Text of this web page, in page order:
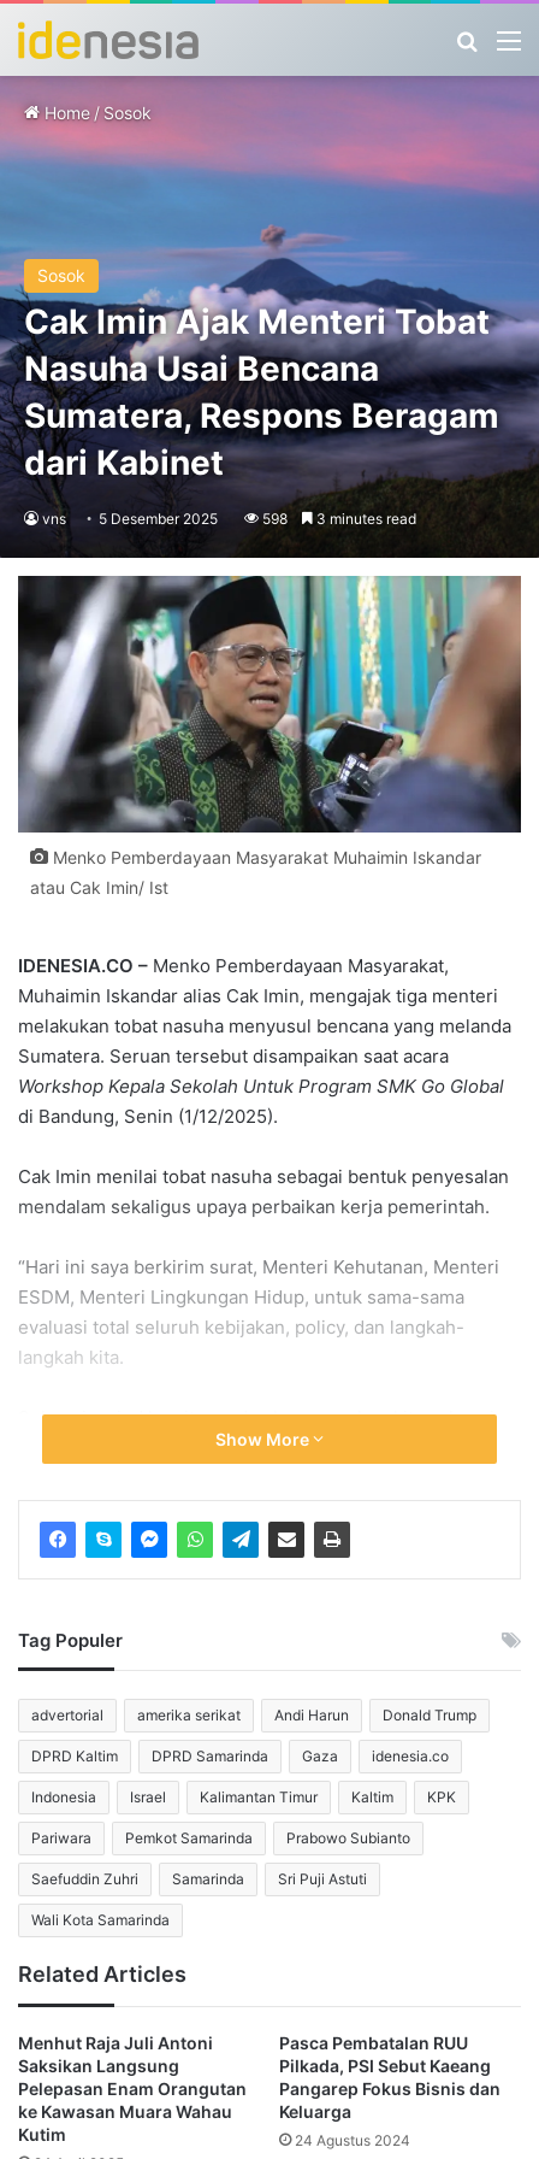
Home / Sosok
Sosok
Cak Imin Ajak Menteri Tobat
Nasuha Usai Bencana
Sumatera, Respons Beragam
dari Kabinet
vns 5 Desember 2025 598 3 minutes read
Menko Pemberdayaan Masyarakat Muhaimin Iskandar
atau Cak Imin/ Ist
IDENESIA.CO – Menko Pemberdayaan Masyarakat,
Muhaimin Iskandar alias Cak Imin, mengajak tiga menteri
melakukan tobat nasuha menyusul bencana yang melanda
Sumatera. Seruan tersebut disampaikan saat acara
Workshop Kepala Sekolah Untuk Program SMK Go Global
di Bandung, Senin (1/12/2025).
Cak Imin menilai tobat nasuha sebagai bentuk penyesalan
mendalam sekaligus upaya perbaikan kerja pemerintah.
“Hari ini saya berkirim surat, Menteri Kehutanan, Menteri
ESDM, Menteri Lingkungan Hidup, untuk sama-sama
evaluasi total seluruh kebijakan, policy, dan langkah-
langkah kita.
Sebagai wujud komitmen dan kesungguhan kita sebagai
pemerintah. Bahasa NU-nya taubatan nasuha,” kata Cak
Kemenko Pemberdayaan Masyarakat, Rabu (3/12/2025).
“Kiamat bukan sudah dekat, kiamat sudah terjadi. Semoga
bantuan, keluarga, dan kesabaran selalu menyertai kita
semua. Amin ya rabbal alamin,” ucapnya.
Pernyataan tersebut menjadi pemantik respons beragam
dari jajaran kabinet.
Bahlil Tegaskan Hanya Perintah
Presiden yang Diikuti
Menanggapi ajakan Cak Imin, Menteri ESDM Bahlil
Lahadalia menyarankan Menko Pemberdayaan Masyarakat
juga melakukan evaluasi diri.
Bahlil menegaskan posisi dirinya dalam kabinet, yakni
Show More
Tag Populer
advertorial amerika serikat Andi Harun Donald Trump
DPRD Kaltim DPRD Samarinda Gaza idenesia.co
Indonesia Israel Kalimantan Timur Kaltim KPK
Pariwara Pemkot Samarinda Prabowo Subianto
Saefuddin Zuhri Samarinda Sri Puji Astuti
Wali Kota Samarinda
Related Articles
Menhut Raja Juli Antoni
Saksikan Langsung
Pelepasan Enam Orangutan
ke Kawasan Muara Wahau
Kutim
Pasca Pembatalan RUU
Pilkada, PSI Sebut Kaeang
Pangarep Fokus Bisnis dan
Keluarga
24 Agustus 2024